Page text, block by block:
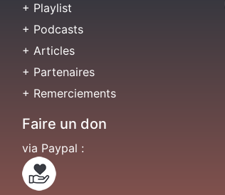
+ Playlist
+ Podcasts
+ Articles
+ Partenaires
+ Remerciements
Faire un don
via Paypal :